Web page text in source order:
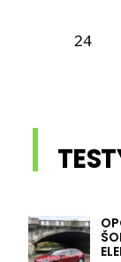
24